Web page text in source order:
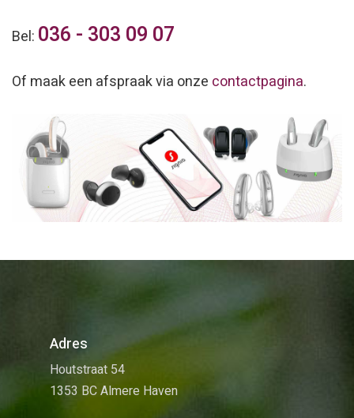
Bel: 036 - 303 09 07
Of maak een afspraak via onze contactpagina.
Adres
Houtstraat 54
1353 BC Almere Haven